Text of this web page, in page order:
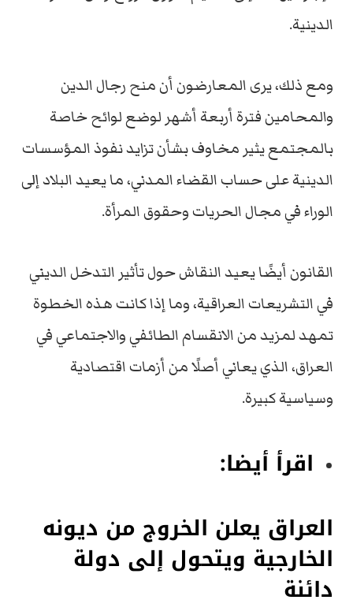
الدينية.
ومع ذلك، يرى المعارضون أن منح رجال الدين
والمحامين فترة أربعة أشهر لوضع لوائح خاصة
بالمجتمع يثير مخاوف بشأن تزايد نفوذ المؤسسات
الدينية على حساب القضاء المدني، ما يعيد البلاد إلى
الوراء في مجال الحريات وحقوق المرأة.
القانون أيضًا يعيد النقاش حول تأثير التدخل الديني
في التشريعات العراقية، وما إذا كانت هذه الخطوة
تمهد لمزيد من الانقسام الطائفي والاجتماعي في
العراق، الذي يعاني أصلًا من أزمات اقتصادية
وسياسية كبيرة.
اقرأ أيضا:
العراق يعلن الخروج من ديونه
الخارجية ويتحول إلى دولة
دائنة